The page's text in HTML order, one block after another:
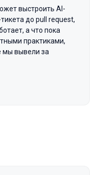
выстроить AI-
до pull request,
а что пока
практиками,
мы вывели за